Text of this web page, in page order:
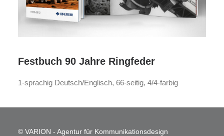
Festbuch 90 Jahre Ringfeder
1-sprachig Deutsch/Englisch, 66-seitig, 4/4-farbig
© VARION - Agentur für Kommunikationsdesign